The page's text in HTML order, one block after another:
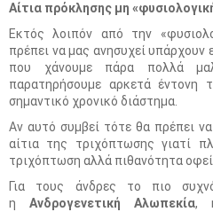
Αίτια πρόκλησης μη
Εκτός λοιπόν από την
πρέπει να μας ανησυχεί υπάρχουν
που χάνουμε πάρα πολλά
παρατηρήσουμε αρκετά έντονη
σημαντικό χρονικό διάστημα.
Αν αυτό συμβεί τότε θα πρέπει
αίτια της τριχόπτωσης γιατί
τριχόπτωση αλλά πιθανότητα
Για τους άνδρες το πιο
η Ανδρογενετική Αλωπεκία,